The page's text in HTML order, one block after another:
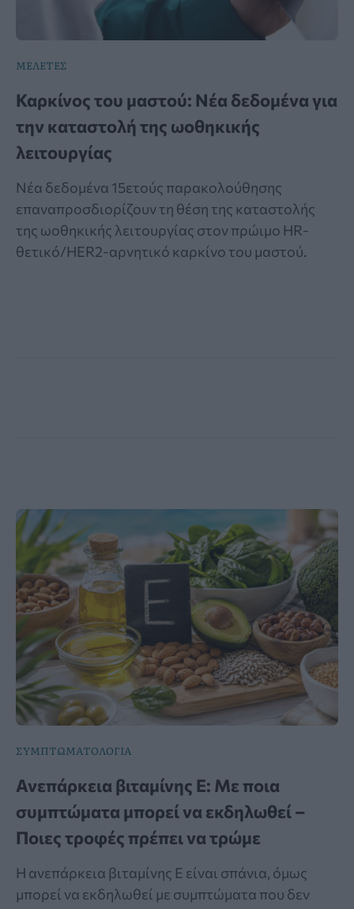
ΜΕΛΕΤΕΣ
Καρκίνος του μαστού: Νέα δεδομένα για
την καταστολή της ωοθηκικής
λειτουργίας
Νέα δεδομένα 15ετούς παρακολούθησης
επαναπροσδιορίζουν τη θέση της καταστολής
της ωοθηκικής λειτουργίας στον πρώιμο HR-
θετικό/HER2-αρνητικό καρκίνο του μαστού.
ΣΥΜΠΤΩΜΑΤΟΛΟΓΙΑ
Ανεπάρκεια βιταμίνης Ε: Με ποια
συμπτώματα μπορεί να εκδηλωθεί –
Ποιες τροφές πρέπει να τρώμε
Η ανεπάρκεια βιταμίνης Ε είναι σπάνια, όμως
μπορεί να εκδηλωθεί με συμπτώματα που δεν